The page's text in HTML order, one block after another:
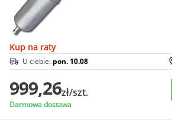
Kup na raty
U ciebie: pon. 10.08
999,26zł/szt.
Darmowa dostawa